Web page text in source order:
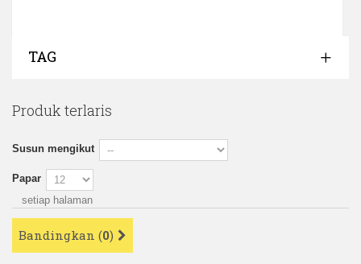
TAG
Produk terlaris
Susun mengikut
Papar
setiap halaman
Bandingkan (0)